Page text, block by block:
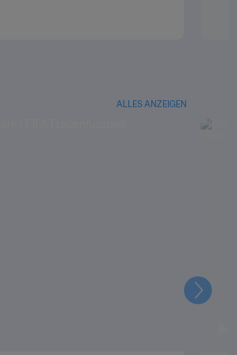
ALLES ANZEIGEN
Weiter